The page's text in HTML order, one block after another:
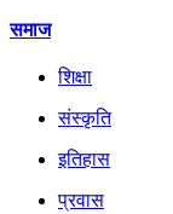
समाज
शिक्षा
संस्कृति
इतिहास
प्रवास